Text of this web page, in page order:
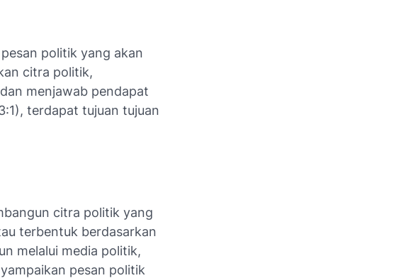
politik yang akan
citra politik,
menjawab pendapat
terdapat tujuan tujuan
citra politik yang
terbentuk berdasarkan
melalui media politik,
pesan politik